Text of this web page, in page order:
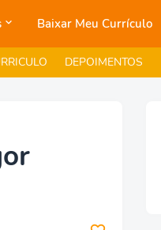
Baixar Meu Currículo
DEPOIMENTOS